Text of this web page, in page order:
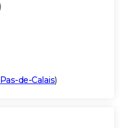
Pas-de-Calais)